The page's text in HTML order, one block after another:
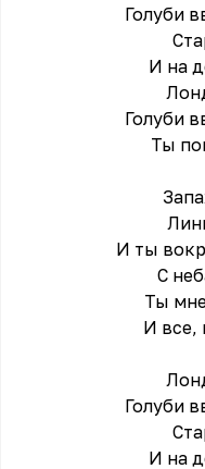
Голуби
И на
Голуби
Ты
И ты
С
Ты
И все,
Голуби
И на